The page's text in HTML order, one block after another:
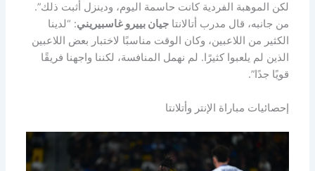
لكن الموهبة الفردية كانت حاسمة اليوم، ودينزل أثبت ذلك”.
من جانبه، قال مدرب أتالانتاجيان بييرو غاسبيريني: “لدينا
الكثير من اللاعبين، وكان الوقت مناسبًا لاختبار بعض اللاعبين
الذين لم يلعبوا كثيرًا. لم نهمل المنافسة، لكننا واجهنا فريقًا
قويًا جدًا”.
إحصائيات مباراة الإنتر وأتلانتا